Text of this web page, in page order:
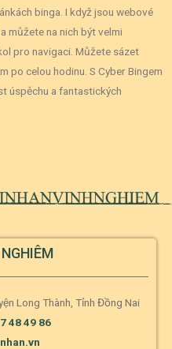
binga. I když jsou webové
můžete na nich být velmi
pro navigaci. Můžete sázet
po celou hodinu. S Cyber ​​Bingem
úspěchu a fantastických
Long Thành, Tỉnh Đồng Nai
48 49 86